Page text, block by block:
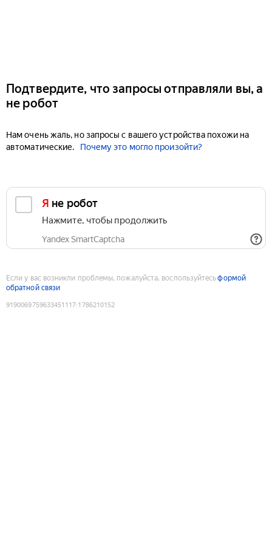
Подтвердите, что запросы отправляли вы, а
не робот
Нам очень жаль, но запросы с вашего устройства похожи на
автоматические.
Почему это могло произойти?
Я не робот
Нажмите, чтобы продолжить
Yandex SmartCaptcha
Если у вас возникли проблемы, пожалуйста, воспользуйтесьформой
обратной связи
9190069759633451117:1786210152